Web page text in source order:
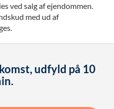
ved salg af ejendommen.
med ud af
udfyld på 10